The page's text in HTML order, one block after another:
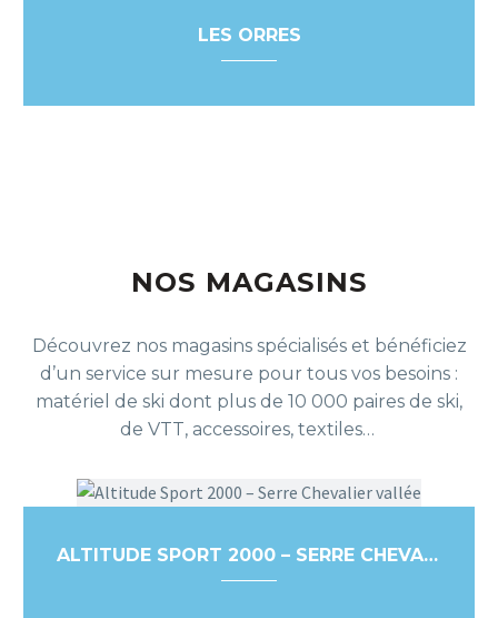
LES ORRES
NOS MAGASINS
Découvrez nos magasins spécialisés et bénéficiez
d’un service sur mesure pour tous vos besoins :
matériel de ski dont plus de 10 000 paires de ski,
de VTT, accessoires, textiles…
ALTITUDE SPORT 2000 – SERRE CHEVALIER VALLÉE